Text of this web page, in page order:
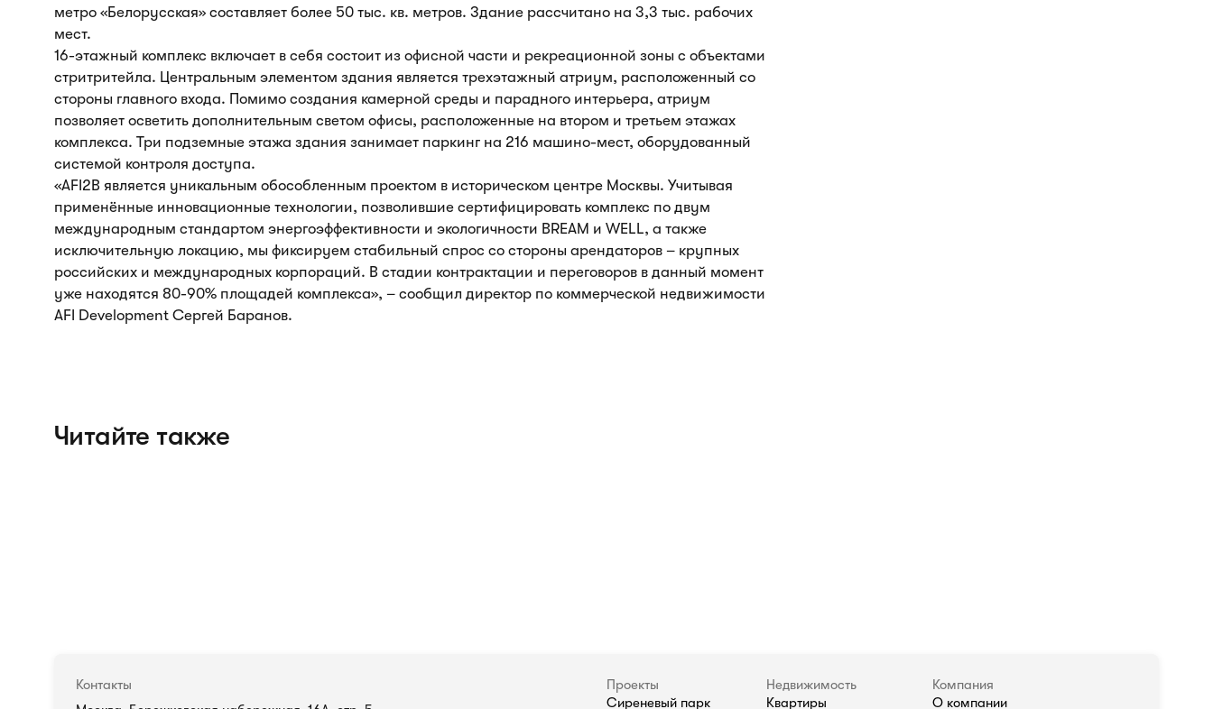
метро «Белорусская» составляет более 50 тыс. кв. метров. Здание рассчитано на 3,3 тыс. рабочих
мест.
16-этажный комплекс включает в себя состоит из офисной части и рекреационной зоны с объектами
стритритейла. Центральным элементом здания является трехэтажный атриум, расположенный со
стороны главного входа. Помимо создания камерной среды и парадного интерьера, атриум
позволяет осветить дополнительным светом офисы, расположенные на втором и третьем этажах
комплекса. Три подземные этажа здания занимает паркинг на 216 машино-мест, оборудованный
системой контроля доступа.
«AFI2B является уникальным обособленным проектом в историческом центре Москвы. Учитывая
применённые инновационные технологии, позволившие сертифицировать комплекс по двум
международным стандартом энергоэффективности и экологичности BREAM и WELL, а также
исключительную локацию, мы фиксируем стабильный спрос со стороны арендаторов – крупных
российских и международных корпораций. В стадии контрактации и переговоров в данный момент
уже находятся 80-90% площадей комплекса», – сообщил директор по коммерческой недвижимости
AFI Development Сергей Баранов.
Читайте также
Контакты
Проекты
Сиреневый парк
Недвижимость
Квартиры
Компания
О компании